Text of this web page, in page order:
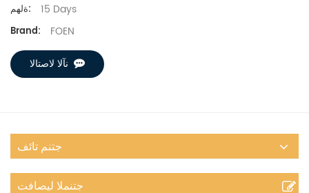
ةلهم: 15 Days
Brand: FOEN
نآلا لاصتالا
جتنم تائف
جتنملا ليصافت